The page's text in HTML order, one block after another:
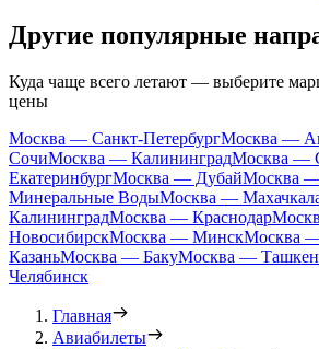
Другие популярные
Куда чаще всего летают — выберите
цены
Москва — Санкт-ПетербургМосква —
СочиМосква — КалининградМосква —
ЕкатеринбургМосква — ДубайМосква
Минеральные ВодыМосква —
КалининградМосква — Краснодар
НовосибирскМосква — МинскМосква
КазаньМосква — БакуМосква —
Челябинск
Главная
Авиабилеты